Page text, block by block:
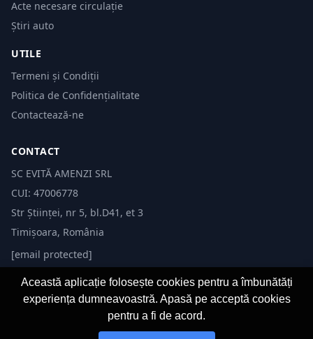
Acte necesare circulație
Știri auto
UTILE
Termeni și Condiții
Politica de Confidențialitate
Contactează-ne
CONTACT
SC EVITĂ AMENZI SRL
CUI: 47006778
Str Științei, nr 5, bl.D41, et 3
Timișoara, România
[email protected]
© 2026 Evită Amenzi. Toate drepturile rezervate.
Această aplicație folosește cookies pentru a îmbunătăți
experiența dumneavoastră. Apasă pe acceptă cookies
pentru a fi de acord.